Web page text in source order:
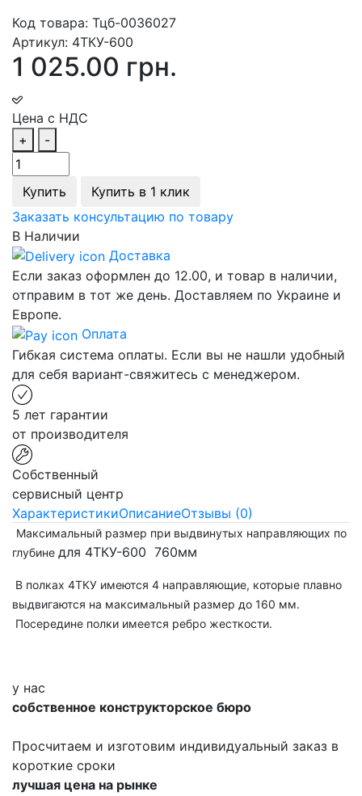
Код товара: Тцб-0036027
Артикул: 4ТКУ-600
1 025.00 грн.
Цена с НДС
+
-
Купить
Купить в 1 клик
Заказать консультацию по товару
В Наличии
Доставка
Если заказ оформлен до 12.00, и товар в наличии,
отправим в тот же день. Доставляем по Украине и
Европе.
Оплата
Гибкая система оплаты. Если вы не нашли удобный
для себя вариант-свяжитесь с менеджером.
5 лет гарантии
от производителя
Собственный
сервисный центр
ХарактеристикиОписаниеОтзывы (0)
Максимальный размер при выдвинутых направляющих по
глубине для 4ТКУ-600 760мм
В полках 4ТКУ имеются 4 направляющие, которые плавно
выдвигаются на максимальный размер до 160 мм.
Посередине полки имеется ребро жесткости.
у нас
собственное конструкторское бюро
Просчитаем и изготовим индивидуальный заказ в
короткие сроки
лучшая цена на рынке